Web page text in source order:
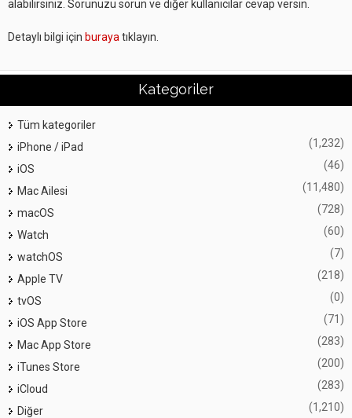
alabilirsiniz. Sorunuzu sorun ve diğer kullanıcılar cevap versin.
Detaylı bilgi için buraya tıklayın.
Kategoriler
Tüm kategoriler
iPhone / iPad
(1,232)
iOS (46)
Mac Ailesi (11,480)
macOS (728)
Watch (60)
watchOS (7)
Apple TV (218)
tvOS (0)
iOS App Store (71)
Mac App Store (283)
iTunes Store (200)
iCloud (283)
Diğer (1,210)